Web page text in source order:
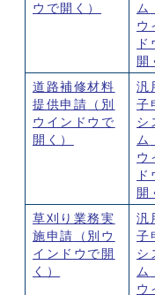
ウで開く）
ム
ウ
ド
開
道路補修材料
提供申請 （別
ウインドウで
開く）
汎
子
シ
ム
ウ
ド
開
草刈り業務実
施申請
（別ウ
インドウで開
く）
汎
子
シ
ム
ウ